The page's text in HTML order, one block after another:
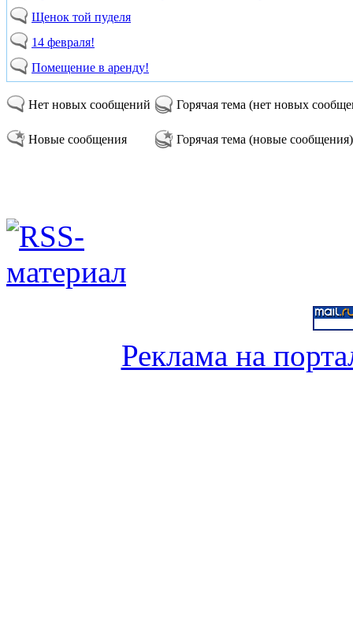
Щенок той пуделя
14 февраля!
Помещение в аренду!
Нет новых сообщений
Новые сообщения
Горячая тема (нет новых
Горячая тема (новые сообщения)
Реклама на